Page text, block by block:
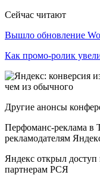
Сейчас читают
Вышло обновление
Как промо-ролик
Другие анонсы
Перфоманс-реклама в
рекламодателям
Яндекс открыл доступ
партнерам РСЯ